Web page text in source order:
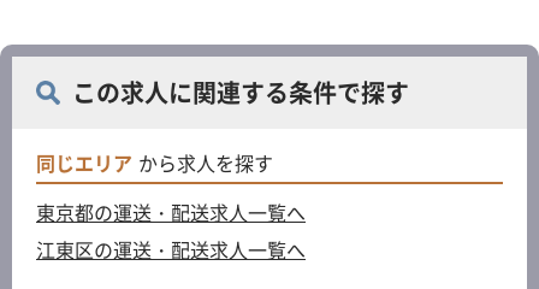
この求人に関連する条件で探す
同じエリア から求人を探す
東京都の運送・配送求人一覧へ
江東区の運送・配送求人一覧へ